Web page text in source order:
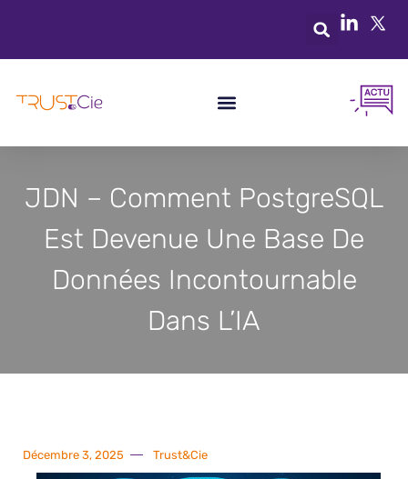
JDN – Comment PostgreSQL
Est Devenue Une Base De
Données Incontournable
Dans L’IA
Décembre 3, 2025 Trust&Cie